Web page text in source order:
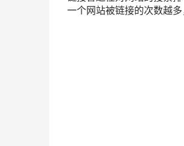
一个网站被链接的次数越多